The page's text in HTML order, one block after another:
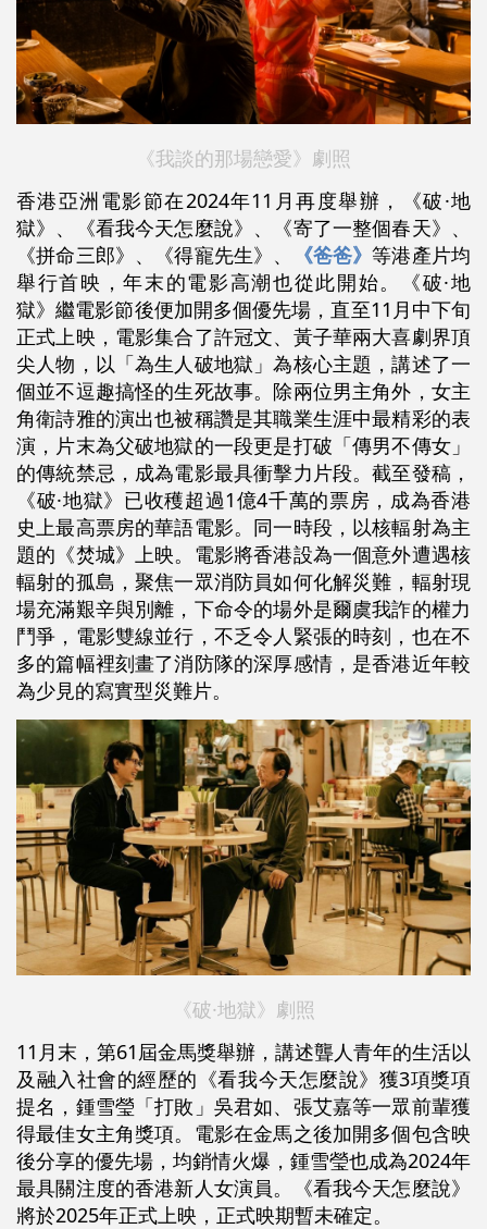
《我談的那場戀愛》劇照
香港亞洲電影節在2024年11月再度舉辦，《破·地
獄》、《看我今天怎麼說》、《寄了一整個春天》、
《拼命三郎》、《得寵先生》、
《爸爸》等港產片均
舉行首映，年末的電影高潮也從此開始。《破·地
獄》繼電影節後便加開多個優先場，直至11月中下旬
正式上映，電影集合了許冠文、黃子華兩大喜劇界頂
尖人物，以「為生人破地獄」為核心主題，講述了一
個並不逗趣搞怪的生死故事。除兩位男主角外，女主
角衛詩雅的演出也被稱讚是其職業生涯中最精彩的表
演，片末為父破地獄的一段更是打破「傳男不傳女」
的傳統禁忌，成為電影最具衝擊力片段。截至發稿，
《破·地獄》已收穫超過1億4千萬的票房，成為香港
史上最高票房的華語電影。同一時段，以核輻射為主
題的《焚城》上映。電影將香港設為一個意外遭遇核
輻射的孤島，聚焦一眾消防員如何化解災難，輻射現
場充滿艱辛與別離，下命令的場外是爾虞我詐的權力
鬥爭，電影雙線並行，不乏令人緊張的時刻，也在不
多的篇幅裡刻畫了消防隊的深厚感情，是香港近年較
為少見的寫實型災難片。
《破·地獄》劇照
11月末，第61屆金馬獎舉辦，講述聾人青年的生活以
及融入社會的經歷的《看我今天怎麼說》獲3項獎項
提名，鍾雪瑩「打敗」吳君如、張艾嘉等一眾前輩獲
得最佳女主角獎項。電影在金馬之後加開多個包含映
後分享的優先場，均銷情火爆，鍾雪瑩也成為2024年
最具關注度的香港新人女演員。《看我今天怎麼說》
將於2025年正式上映，正式映期暫未確定。